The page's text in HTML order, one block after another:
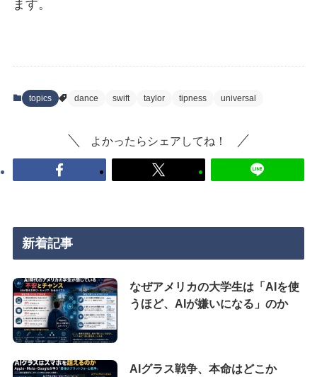
ます。
topics dance swift taylor tipness universal
よかったらシェアしてね！
新着記事
なぜアメリカの大学生は「AIを使
うほど、AIが嫌いになる」のか
AIグラス戦争、本命はどこか